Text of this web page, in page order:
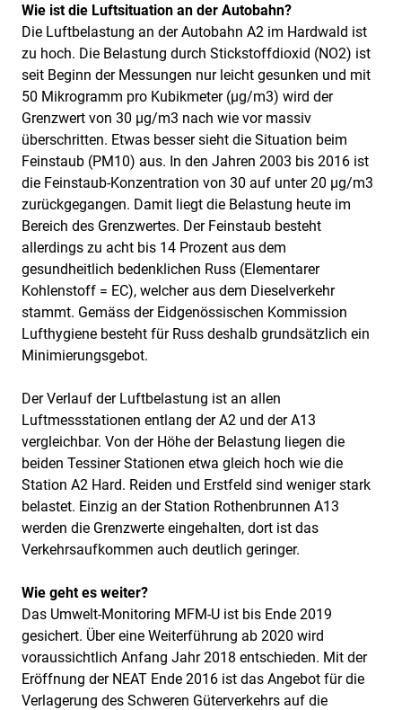
Wie ist die Luftsituation an der Autobahn?
Die Luftbelastung an der Autobahn A2 im Hardwald ist
zu hoch. Die Belastung durch Stickstoffdioxid (NO2) ist
seit Beginn der Messungen nur leicht gesunken und mit
50 Mikrogramm pro Kubikmeter (µg/m3) wird der
Grenzwert von 30 µg/m3 nach wie vor massiv
überschritten. Etwas besser sieht die Situation beim
Feinstaub (PM10) aus. In den Jahren 2003 bis 2016 ist
die Feinstaub-Konzentration von 30 auf unter 20 µg/m3
zurückgegangen. Damit liegt die Belastung heute im
Bereich des Grenzwertes. Der Feinstaub besteht
allerdings zu acht bis 14 Prozent aus dem
gesundheitlich bedenklichen Russ (Elementarer
Kohlenstoff = EC), welcher aus dem Dieselverkehr
stammt. Gemäss der Eidgenössischen Kommission
Lufthygiene besteht für Russ deshalb grundsätzlich ein
Minimierungsgebot.
Der Verlauf der Luftbelastung ist an allen
Luftmessstationen entlang der A2 und der A13
vergleichbar. Von der Höhe der Belastung liegen die
beiden Tessiner Stationen etwa gleich hoch wie die
Station A2 Hard. Reiden und Erstfeld sind weniger stark
belastet. Einzig an der Station Rothenbrunnen A13
werden die Grenzwerte eingehalten, dort ist das
Verkehrsaufkommen auch deutlich geringer.
Wie geht es weiter?
Das Umwelt-Monitoring MFM-U ist bis Ende 2019
gesichert. Über eine Weiterführung ab 2020 wird
voraussichtlich Anfang Jahr 2018 entschieden. Mit der
Eröffnung der NEAT Ende 2016 ist das Angebot für die
Verlagerung des Schweren Güterverkehrs auf die